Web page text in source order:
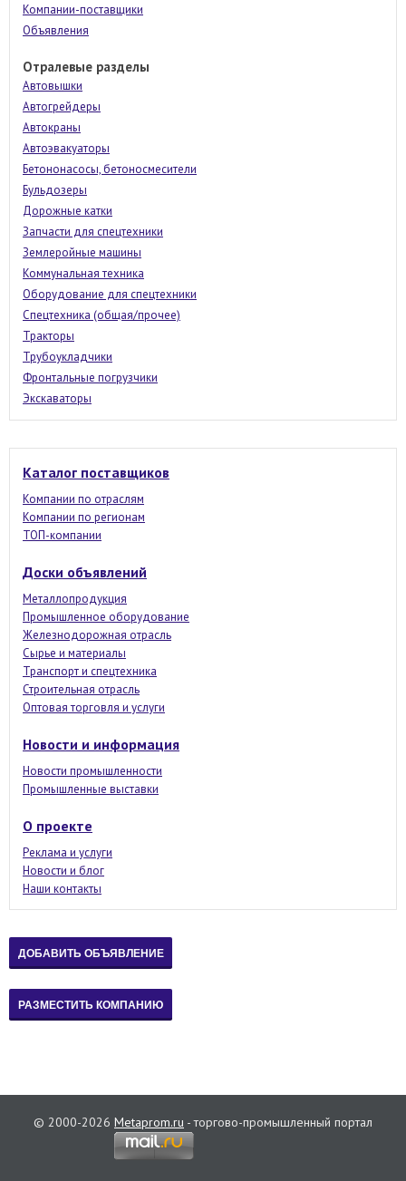
Компании-поставщики
Объявления
Отралевые разделы
Автовышки
Автогрейдеры
Автокраны
Автоэвакуаторы
Бетононасосы, бетоносмесители
Бульдозеры
Дорожные катки
Запчасти для спецтехники
Землеройные машины
Коммунальная техника
Оборудование для спецтехники
Спецтехника (общая/прочее)
Тракторы
Трубоукладчики
Фронтальные погрузчики
Экскаваторы
Каталог поставщиков
Компании по отраслям
Компании по регионам
ТОП-компании
Доски объявлений
Металлопродукция
Промышленное оборудование
Железнодорожная отрасль
Сырье и материалы
Транспорт и спецтехника
Строительная отрасль
Оптовая торговля и услуги
Новости и информация
Новости промышленности
Промышленные выставки
О проекте
Реклама и услуги
Новости и блог
Наши контакты
© 2000-2026 Metaprom.ru - торгово-промышленный портал